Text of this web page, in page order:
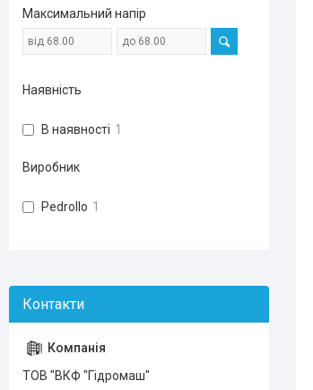
Максимальний напір
Наявність
В наявності 1
Виробник
Pedrollo 1
ТОВ "ВКФ "Гідромаш"